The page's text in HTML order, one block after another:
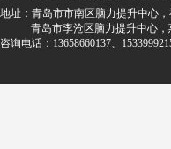
地址：青岛市市南区脑力提升中心
青岛市李沧区脑力提升中心，
咨询电话：13658660137、